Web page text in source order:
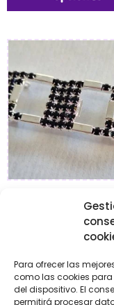
Para ofrecer las
como las cookies
del dispositivo. El
permitirá procesar
Broches
12,95
Añadir al